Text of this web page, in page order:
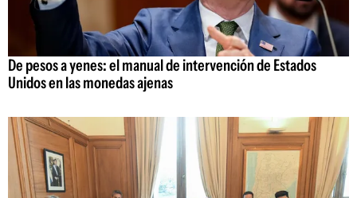
De pesos a yenes: el manual de intervención de Estados
Unidos en las monedas ajenas